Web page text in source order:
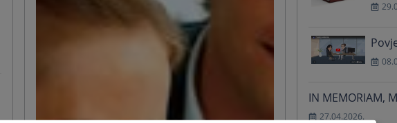
IN MEMORIAM,
27.04.2026.